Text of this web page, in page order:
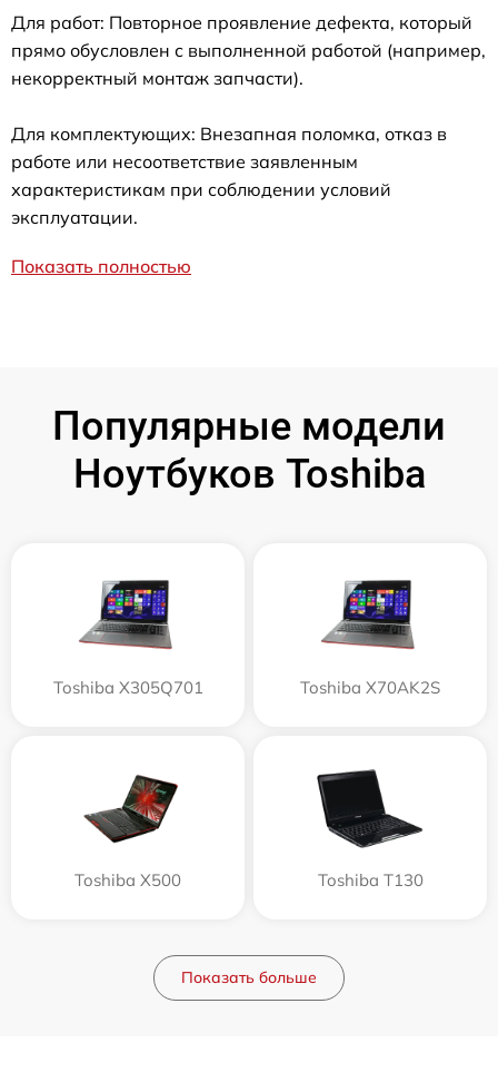
Для работ: Повторное проявление дефекта, который
прямо обусловлен с выполненной работой (например,
некорректный монтаж запчасти).
Для комплектующих: Внезапная поломка, отказ в
работе или несоответствие заявленным
характеристикам при соблюдении условий
эксплуатации.
Показать полностью
Популярные модели
Ноутбуков Toshiba
Toshiba X305Q701 Toshiba X70AK2S
Toshiba X500 Toshiba T130
Показать больше